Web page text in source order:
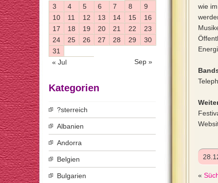
wie
«
« Jul Sep »
3
4 5 6 7 8
9
10
11 12 13 14 15
16
17
18 19 20 21 22
23
24
25 26 27 28 29
30
31
Kategorien
?sterreich
Albanien
Andorra
Belgien
Bulgarien